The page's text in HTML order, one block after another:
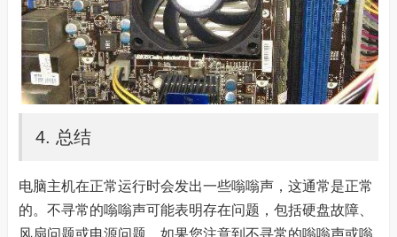
4. 总结
电脑主机在正常运行时会发出一些嗡嗡声，这通常是正常
的。不寻常的嗡嗡声可能表明存在问题，包括硬盘故障、
风扇问题或电源问题。如果您注意到不寻常的嗡嗡声或嗡